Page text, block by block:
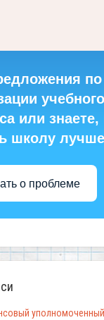
по
учебного
или знаете,
школу
о проблеме